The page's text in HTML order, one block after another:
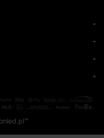
arrow_drop_down
arrow_drop_down
arrow_drop_down
arrow_drop_down